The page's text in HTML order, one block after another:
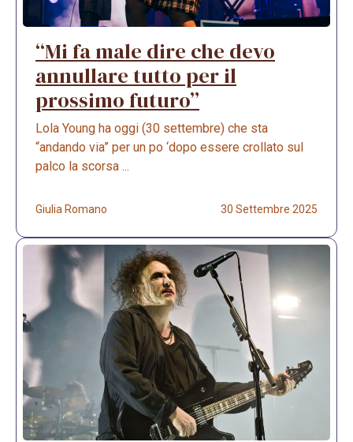
“Mi fa male dire che devo
annullare tutto per il
prossimo futuro”
Lola Young ha oggi (30 settembre) che sta
“andando via” per un po ‘dopo essere crollato sul
palco la scorsa ...
Giulia Romano 30 Settembre 2025